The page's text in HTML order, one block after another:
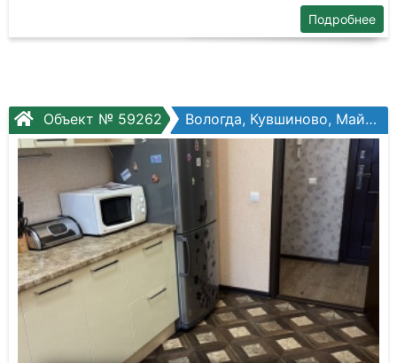
Подробнее
Объект № 59262 Вологда, Кувшиново, Майская ул., №10а